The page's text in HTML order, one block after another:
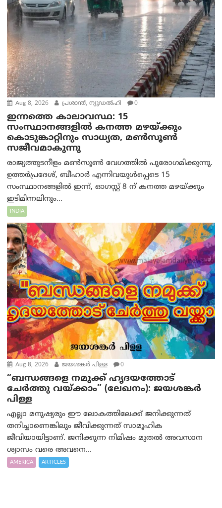
Aug 8, 2026 പ്രശാന്ത്, ന്യൂഡല്‍ഹി 0
ഇന്നത്തെ കാലാവസ്ഥ: 15
സംസ്ഥാനങ്ങളിൽ കനത്ത മഴയ്ക്കും
കൊടുങ്കാറ്റിനും സാധ്യത, മൺസൂൺ
സജീവമാകുന്നു
രാജ്യത്തുടനീളം മൺസൂൺ വേഗത്തിൽ പുരോഗമിക്കുന്നു.
ഉത്തർപ്രദേശ്, ബീഹാർ എന്നിവയുൾപ്പെടെ 15
സംസ്ഥാനങ്ങളിൽ ഇന്ന്, ഓഗസ്റ്റ് 8 ന് കനത്ത മഴയ്ക്കും
ഇടിമിന്നലിനും...
INDIA
Aug 8, 2026 ജയശങ്കര്‍ പിള്ള 0
“ബന്ധങ്ങളെ നമുക്ക് ഹൃദയത്തോട്
ചേർത്തു വയ്ക്കാം” (ലേഖനം): ജയശങ്കര്‍
പിള്ള
എല്ലാ മനുഷ്യരും ഈ ലോകത്തിലേക്ക് ജനിക്കുന്നത്
തനിച്ചാണെങ്കിലും ജീവിക്കുന്നത് സാമൂഹിക
ജീവിയായിട്ടാണ്. ജനിക്കുന്ന നിമിഷം മുതൽ അവസാന
ശ്വാസം വരെ അവനെ...
AMERICA ARTICLES